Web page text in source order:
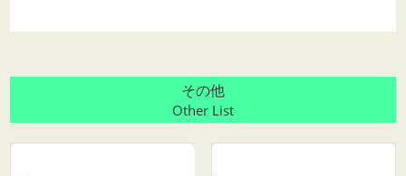
その他
Other List